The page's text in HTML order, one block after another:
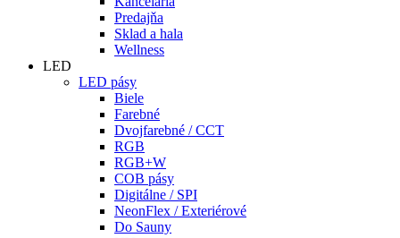
Predajňa
Sklad a hala
Wellness
LED
LED pásy
Biele
Farebné
Dvojfarebné / CCT
RGB
RGB+W
COB pásy
Digitálne / SPI
NeonFlex / Exteriérové
Do Sauny